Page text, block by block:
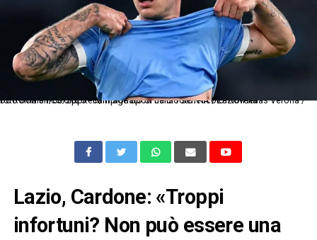
Dc Roma 31/08/2025 - campionato di calcio serie A / Lazio-Hellas Verona / foto Domenico Cippitelli/Image Sport nella foto: Nicolo' Rovella
Lazio, Cardone: «Troppi
infortuni? Non può essere una